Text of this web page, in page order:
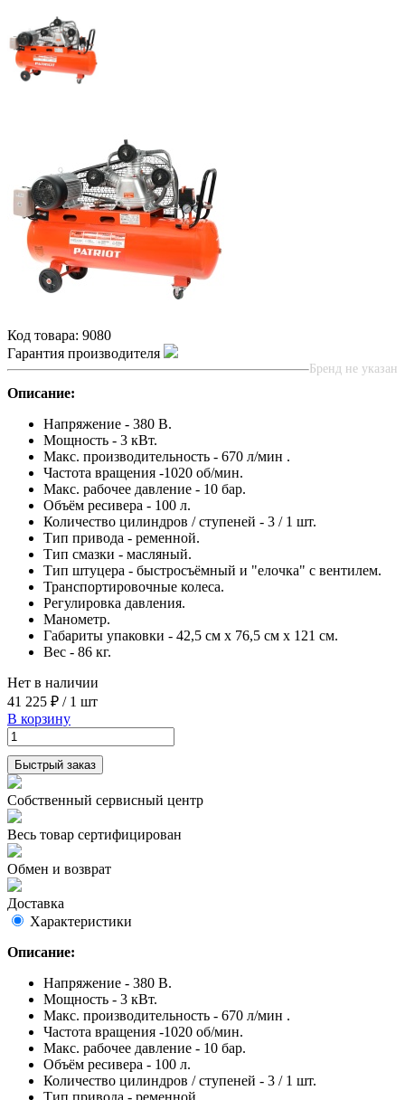
Код товара: 9080
Гарантия производителя
Бренд не указан
Описание:
Напряжение - 380 В.
Мощность - 3 кВт.
Макс. производительность - 670 л/мин .
Частота вращения -1020 об/мин.
Макс. рабочее давление - 10 бар.
Объём ресивера - 100 л.
Количество цилиндров / ступеней - 3 / 1 шт.
Тип привода - ременной.
Тип смазки - масляный.
Тип штуцера - быстросъёмный и "елочка" с вентилем.
Транспортировочные колеса.
Регулировка давления.
Манометр.
Габариты упаковки - 42,5 см х 76,5 см х 121 см.
Вес - 86 кг.
Нет в наличии
41 225 ₽ / 1 шт
В корзину
Быстрый заказ
Собственный сервисный центр
Весь товар сертифицирован
Обмен и возврат
Доставка
Характеристики
Описание:
Напряжение - 380 В.
Мощность - 3 кВт.
Макс. производительность - 670 л/мин .
Частота вращения -1020 об/мин.
Макс. рабочее давление - 10 бар.
Объём ресивера - 100 л.
Количество цилиндров / ступеней - 3 / 1 шт.